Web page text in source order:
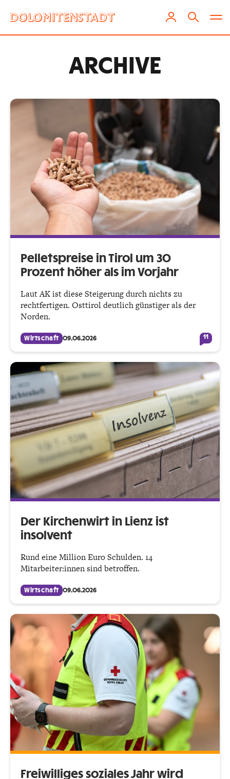
ARCHIVE
Pelletspreise in Tirol um 30
Prozent höher als im Vorjahr
Laut AK ist diese Steigerung durch nichts zu
rechtfertigen. Osttirol deutlich günstiger als der
Norden.
Wirtschaft 09.06.2026 11
Der Kirchenwirt in Lienz ist
insolvent
Rund eine Million Euro Schulden. 14
Mitarbeiter:innen sind betroffen.
Wirtschaft 09.06.2026
Freiwilliges soziales Jahr wird